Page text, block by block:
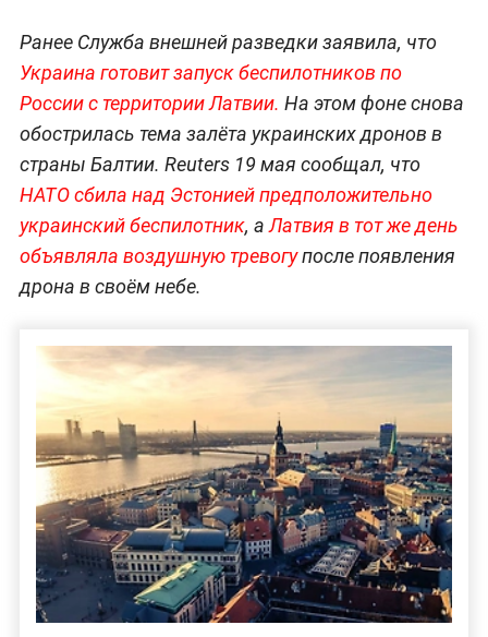
Ранее Служба внешней разведки заявила, что
Украина готовит запуск беспилотников по
России с территории Латвии. На этом фоне снова
обострилась тема залёта украинских дронов в
страны Балтии. Reuters 19 мая сообщал, что
НАТО сбила над Эстонией предположительно
украинский беспилотник, аЛатвия в тот же день
объявляла воздушную тревогупосле появления
дрона в своём небе.